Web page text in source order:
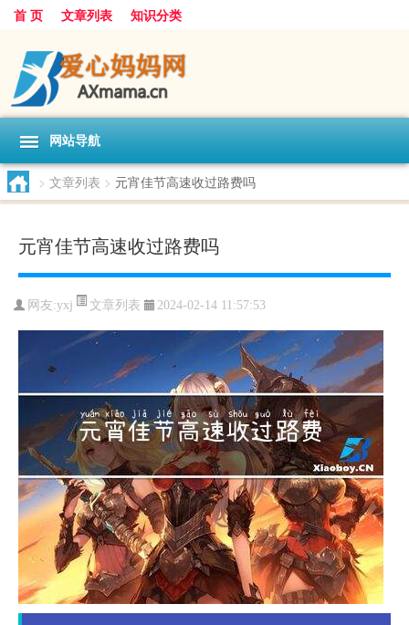
首 页 文章列表 知识分类
网站导航
> 文章列表 > 元宵佳节高速收过路费吗
元宵佳节高速收过路费吗
网友:yxj 文章列表 2024-02-14 11:57:53